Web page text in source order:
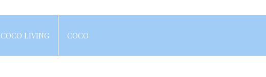
COCO LIVING COCO